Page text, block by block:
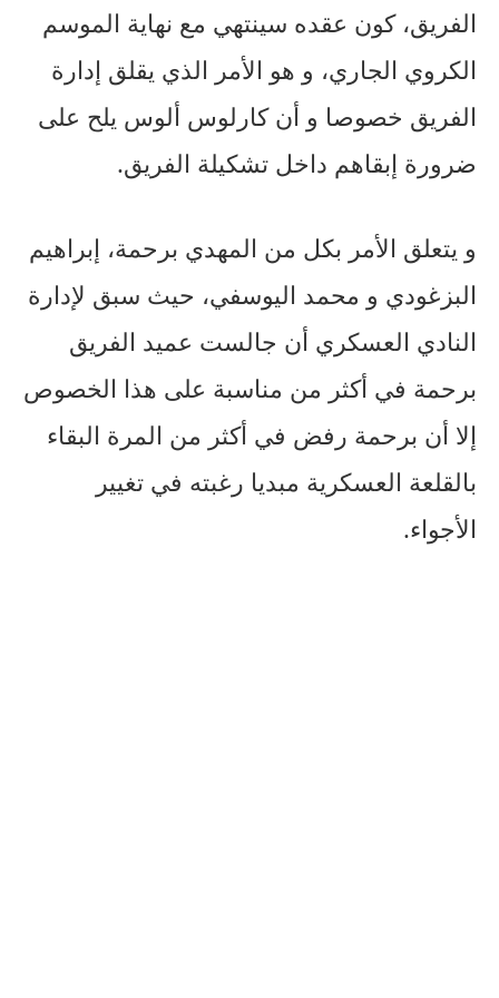
الفريق، كون عقده سينتهي مع نهاية الموسم
الكروي الجاري، و هو الأمر الذي يقلق إدارة
الفريق خصوصا و أن كارلوس ألوس يلح على
ضرورة إبقاهم داخل تشكيلة الفريق.
و يتعلق الأمر بكل من المهدي برحمة، إبراهيم
البزغودي و محمد اليوسفي، حيث سبق لإدارة
النادي العسكري أن جالست عميد الفريق
برحمة في أكثر من مناسبة على هذا الخصوص
إلا أن برحمة رفض في أكثر من المرة البقاء
بالقلعة العسكرية مبديا رغبته في تغيير
الأجواء.